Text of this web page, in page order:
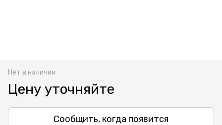
Нет в наличии
Цену уточняйте
Сообщить, когда появится